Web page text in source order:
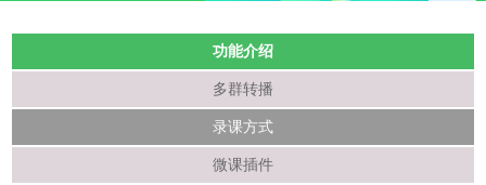
功能介绍
多群转播
录课方式
微课插件